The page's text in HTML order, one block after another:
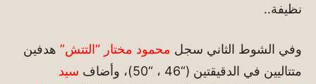
نظيفة..
وفي الشوط الثاني سجل محمود مختار “التتش” هدفين
متتاليين في الدقيقتين (“46 ، “50)، وأضاف
سيد